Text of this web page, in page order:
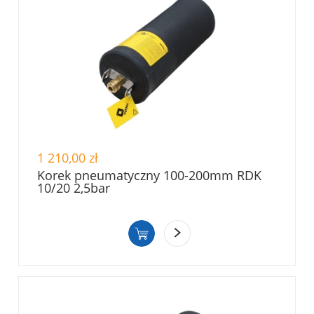
1 210,00 zł
Korek pneumatyczny 100-200mm RDK
10/20 2,5bar